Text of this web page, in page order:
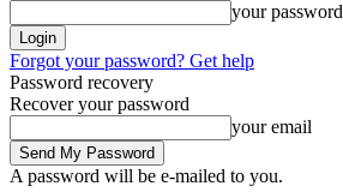
your password
Forgot your password? Get help
Password recovery
Recover your password
your email
A password will be e-mailed to you.